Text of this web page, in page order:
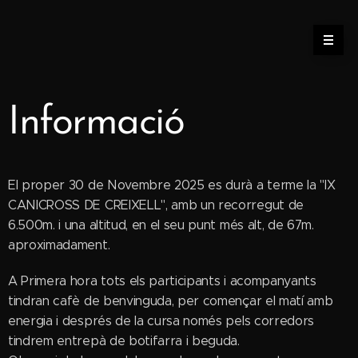
Informació
El proper 30 de Novembre 2025 es durà a terme la "IX
CANICROSS DE CREIXELL", amb un recorregut de
6.500m. i una altitud, en el seu punt més alt, de 67m.
aproximadament.
A Primera hora tots els participants i acompanyants
tindran cafè de benvinguda, per començar el matí amb
energia i després de la cursa només pels corredors
tindrem entrepà de botifarra i beguda.